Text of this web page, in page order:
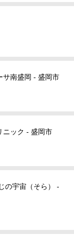
サ南盛岡 - 盛岡市
ニック - 盛岡市
の宇宙（そら） -